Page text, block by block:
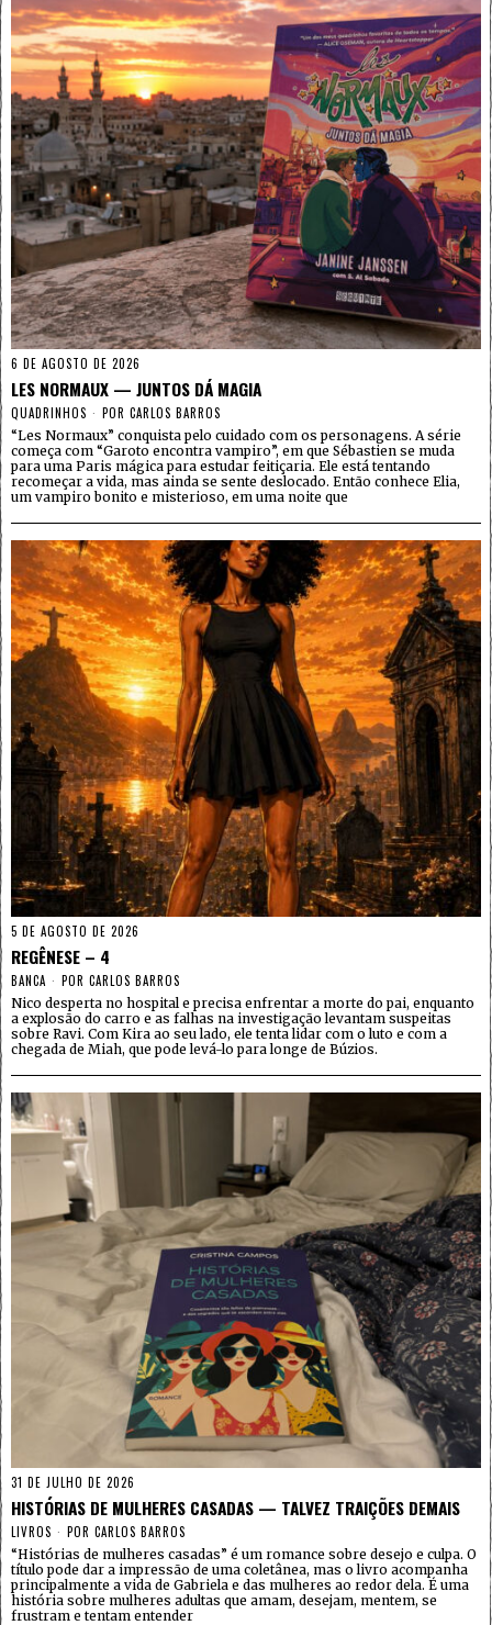
6 DE AGOSTO DE 2026
LES NORMAUX — JUNTOS DÁ MAGIA
QUADRINHOS POR CARLOS BARROS
“Les Normaux” conquista pelo cuidado com os personagens. A série
começa com “Garoto encontra vampiro”, em que Sébastien se muda
para uma Paris mágica para estudar feitiçaria. Ele está tentando
recomeçar a vida, mas ainda se sente deslocado. Então conhece Elia,
um vampiro bonito e misterioso, em uma noite que
5 DE AGOSTO DE 2026
REGÊNESE – 4
BANCA POR CARLOS BARROS
Nico desperta no hospital e precisa enfrentar a morte do pai, enquanto
a explosão do carro e as falhas na investigação levantam suspeitas
sobre Ravi. Com Kira ao seu lado, ele tenta lidar com o luto e com a
chegada de Miah, que pode levá-lo para longe de Búzios.
31 DE JULHO DE 2026
HISTÓRIAS DE MULHERES CASADAS — TALVEZ TRAIÇÕES DEMAIS
LIVROS POR CARLOS BARROS
“Histórias de mulheres casadas” é um romance sobre desejo e culpa. O
título pode dar a impressão de uma coletânea, mas o livro acompanha
principalmente a vida de Gabriela e das mulheres ao redor dela. É uma
história sobre mulheres adultas que amam, desejam, mentem, se
frustram e tentam entender